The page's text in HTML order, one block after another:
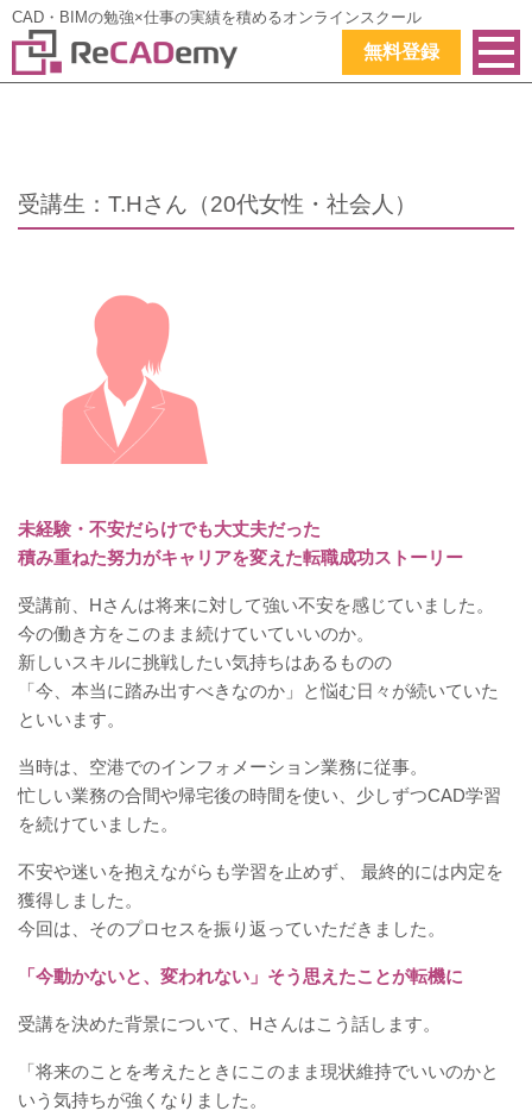
CAD・BIMの勉強×仕事の実績を積めるオンラインスクール
無料登録
受講生：T.Hさん（20代女性・社会人）
未経験・不安だらけでも大丈夫だった
積み重ねた努力がキャリアを変えた転職成功ストーリー
受講前、Hさんは将来に対して強い不安を感じていました。
今の働き方をこのまま続けていていいのか。
新しいスキルに挑戦したい気持ちはあるものの
「今、本当に踏み出すべきなのか」と悩む日々が続いていた
といいます。
当時は、空港でのインフォメーション業務に従事。
忙しい業務の合間や帰宅後の時間を使い、少しずつCAD学習
を続けていました。
不安や迷いを抱えながらも学習を止めず、 最終的には内定を
獲得しました。
今回は、そのプロセスを振り返っていただきました。
「今動かないと、変われない」そう思えたことが転機に
受講を決めた背景について、Hさんはこう話します。
「将来のことを考えたときにこのまま現状維持でいいのかと
いう気持ちが強くなりました。